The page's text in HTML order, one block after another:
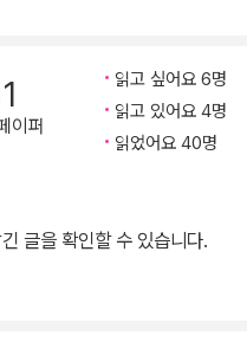
이퍼
읽고 싶어요 6명
읽고 있어요 4명
읽었어요 40명
글을 확인할 수 있습니다.